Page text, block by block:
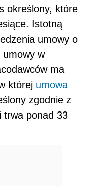
określony, które
Istotną
umowy o
umowy w
ma
której umowa
zgodnie z
trwa ponad 33